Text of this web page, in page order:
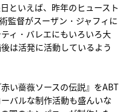
といえば、昨年のヒュースト
監督がスーザン・ジャフィに
ィ・バレエにもいろいろ大
は活発に活動しているよう
い薔薇ソースの伝説』をABT
バルな制作活動も盛んいな